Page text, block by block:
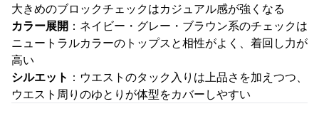
大きめのブロックチェックはカジュアル感が強くなる
カラー展開 ：ネイビー・グレー・ブラウン系のチェックは
ニュートラルカラーのトップスと相性がよく、着回し力が
高い
シルエット ：ウエストのタック入りは上品さを加えつつ、
ウエスト周りのゆとりが体型をカバーしやすい